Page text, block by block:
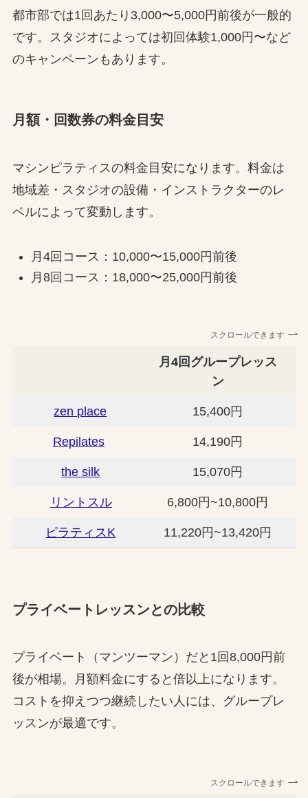
都市部では1回あたり3,000〜5,000円前後が一般的
です。スタジオによっては初回体験1,000円〜など
のキャンペーンもあります。
月額・回数券の料金目安
マシンピラティスの料金目安になります。料金は
地域差・スタジオの設備・インストラクターのレ
ベルによって変動します。
月4回コース：10,000〜15,000円前後
月8回コース：18,000〜25,000円前後
スクロールできます
月4回グループレッス
ン
zen place 15,400円
Repilates 14,190円
the silk 15,070円
リントスル 6,800円~10,800円
ピラティスK 11,220円~13,420円
プライベートレッスンとの比較
プライベート（マンツーマン）だと1回8,000円前
後が相場。月額料金にすると倍以上になります。
コストを抑えつつ継続したい人には、グループレ
ッスンが最適です。
スクロールできます